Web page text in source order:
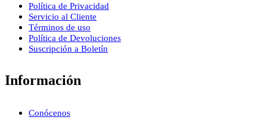
Política de Privacidad
Servicio al Cliente
Términos de uso
Política de Devoluciones
Suscripción a Boletín
Información
Conócenos